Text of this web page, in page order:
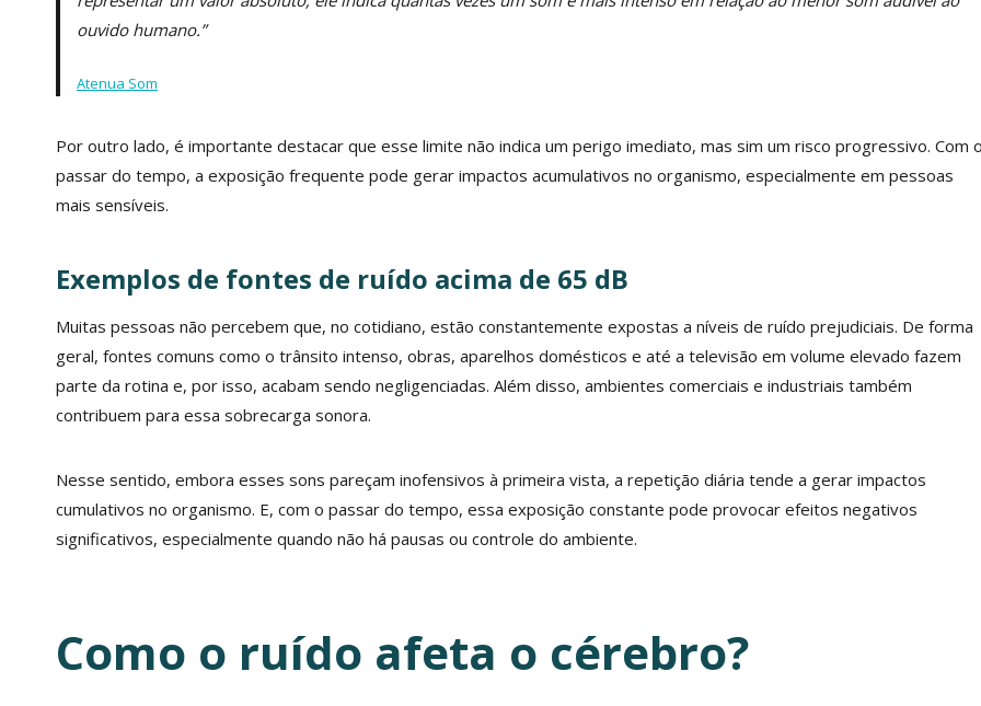
ouvido humano.”
Atenua Som
Por outro lado, é importante destacar que esse limite não indica um perigo imediato, mas sim um risco progressivo. Com
passar do tempo, a exposição frequente pode gerar impactos acumulativos no organismo, especialmente em pessoas
mais sensíveis.
Exemplos de fontes de ruído acima de 65 dB
Muitas pessoas não percebem que, no cotidiano, estão constantemente expostas a níveis de ruído prejudiciais. De forma
geral, fontes comuns como o trânsito intenso, obras, aparelhos domésticos e até a televisão em volume elevado fazem
parte da rotina e, por isso, acabam sendo negligenciadas. Além disso, ambientes comerciais e industriais também
contribuem para essa sobrecarga sonora.
Nesse sentido, embora esses sons pareçam inofensivos à primeira vista, a repetição diária tende a gerar impactos
cumulativos no organismo. E, com o passar do tempo, essa exposição constante pode provocar efeitos negativos
significativos, especialmente quando não há pausas ou controle do ambiente.
Como o ruído afeta o cérebro?